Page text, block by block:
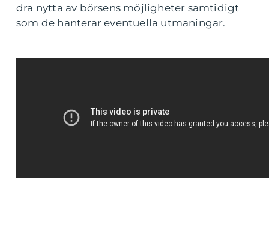
dra nytta av börsens möjligheter samtidigt
som de hanterar eventuella utmaningar.